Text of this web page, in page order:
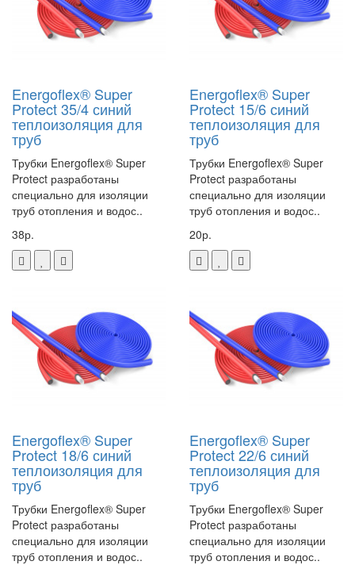
Energoflex® Super
Protect 35/4 синий
теплоизоляция для
труб
Трубки Energoflex® Super
Protect разработаны
специально для изоляции
труб отопления и водос..
38р.
Energoflex® Super
Protect 15/6 синий
теплоизоляция для
труб
Трубки Energoflex® Super
Protect разработаны
специально для изоляции
труб отопления и водос..
20р.
Energoflex® Super
Protect 18/6 синий
теплоизоляция для
труб
Трубки Energoflex® Super
Protect разработаны
специально для изоляции
труб отопления и водос..
Energoflex® Super
Protect 22/6 синий
теплоизоляция для
труб
Трубки Energoflex® Super
Protect разработаны
специально для изоляции
труб отопления и водос..